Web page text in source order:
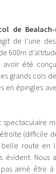
de
de l’une
600m
avoir été
grands cols
en épingles
(difficile
route en
évident. Nous
pas aimé être